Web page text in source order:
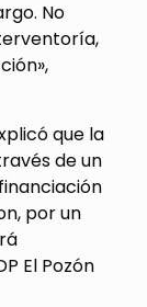
No
que la
de un
por un
El Pozón